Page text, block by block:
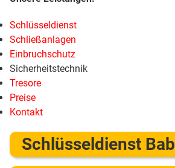
Schlüsseldienst
Schließanlagen
Einbruchschutz
Sicherheitstechnik
Tresore
Preise
Kontakt
Schlüsseldienst